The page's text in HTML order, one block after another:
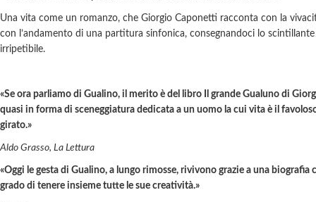
Una vita come un romanzo, che Giorgio Caponetti racconta con la
con l’andamento di una partitura sinfonica, consegnandoci lo
irripetibile.
«Se ora parliamo di Gualino, il merito è del libro Il grande Gualuno di
quasi in forma di sceneggiatura dedicata a un uomo la cui vita è il
girato.»
Aldo Grasso, La Lettura
«Oggi le gesta di Gualino, a lungo rimosse, rivivono grazie a una biografia
grado di tenere insieme tutte le sue creatività.»